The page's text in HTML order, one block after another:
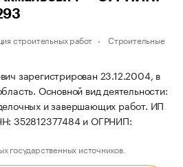
строительных работ
Строительные
зарегистрирован 23.12.2004, в
Основной вид деятельности:
и завершающих работ. ИП
352812377484 и ОГРНИП:
государственных источников.